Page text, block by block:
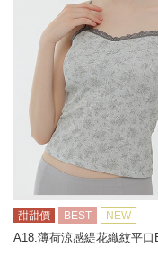
甜甜價 BEST NEW